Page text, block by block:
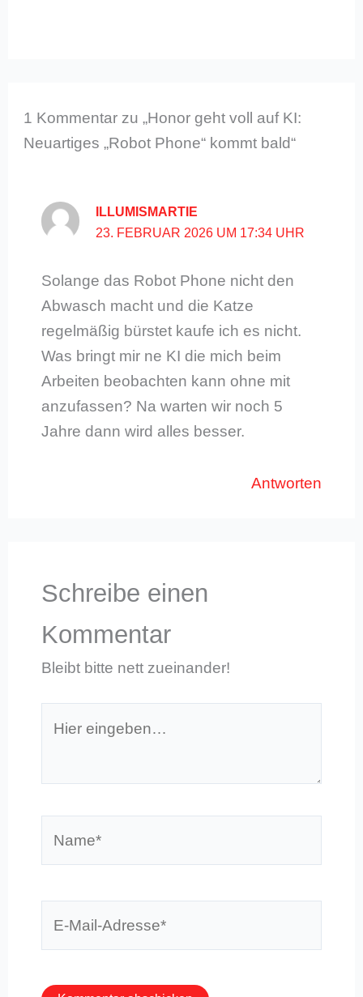
1 Kommentar zu „Honor geht voll auf KI:
Neuartiges „Robot Phone“ kommt bald“
ILLUMISMARTIE
23. FEBRUAR 2026 UM 17:34 UHR
Solange das Robot Phone nicht den
Abwasch macht und die Katze
regelmäßig bürstet kaufe ich es nicht.
Was bringt mir ne KI die mich beim
Arbeiten beobachten kann ohne mit
anzufassen? Na warten wir noch 5
Jahre dann wird alles besser.
Antworten
Schreibe einen
Kommentar
Bleibt bitte nett zueinander!
eingeben…